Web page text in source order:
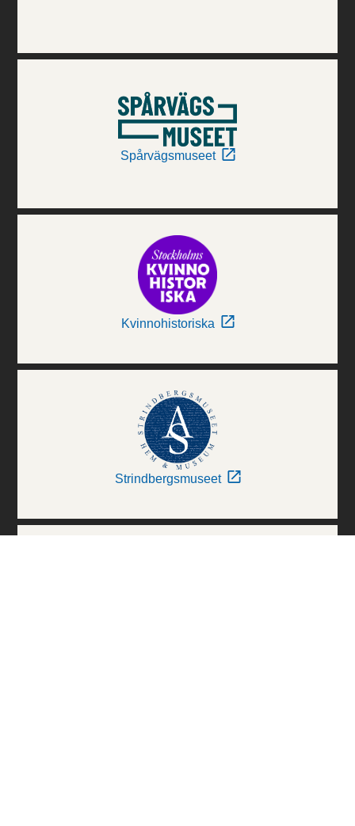
Spårvägsmuseet
Kvinnohistoriska
Strindbergsmuseet